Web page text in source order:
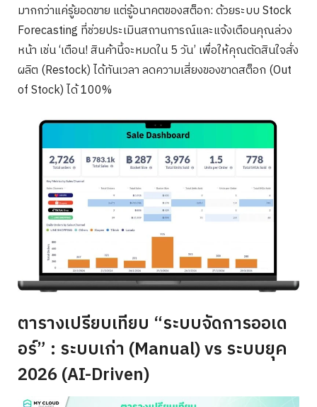
มากกว่าแค่รู้ยอดขาย แต่รู้อนาคตของสต็อก: ด้วยระบบ Stock
Forecasting ที่ช่วยประเมินสถานการณ์และแจ้งเตือนคุณล่วง
หน้า เช่น ‘เตือน! สินค้านี้จะหมดใน 5 วัน’ เพื่อให้คุณตัดสินใจสั่ง
ผลิต (Restock) ได้ทันเวลา ลดความเสี่ยงของขาดสต็อก (Out
of Stock) ได้ 100%
ตารางเปรียบเทียบ “ระบบจัดการออเด
อร์” : ระบบเก่า (Manual) vs ระบบยุค
2026 (AI-Driven)